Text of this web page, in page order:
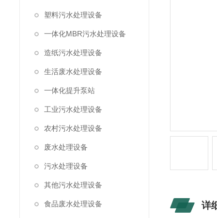
塑料污水处理设备
一体化MBR污水处理设备
造纸污水处理设备
生活废水处理设备
一体化提升泵站
工业污水处理设备
农村污水处理设备
废水处理设备
污水处理设备
其他污水处理设备
食品废水处理设备 详